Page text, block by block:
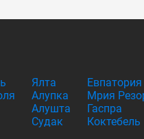
Ялта
Алупка
Алушта
Судак
Евпатория
Мрия
Гаспра
Коктебель